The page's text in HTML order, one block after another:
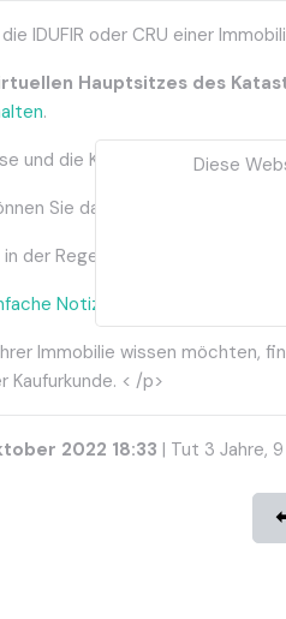
IDUFIR oder CRU einer
Hauptsitzes des
.
und die Katasterreferenz
Sie das entsprechende
der Regel nicht mehr als 10
Notiz hier online an
Immobilie wissen möchten,
Kaufurkunde. < /p>
2022 18:33 | Tut 3 Jahre,
Diese